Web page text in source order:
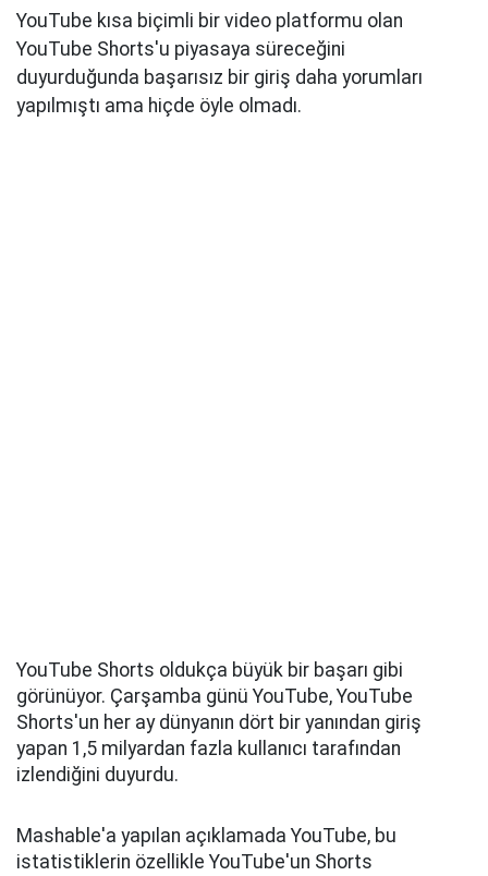
YouTube kısa biçimli bir video platformu olan
YouTube Shorts'u piyasaya süreceğini
duyurduğunda başarısız bir giriş daha yorumları
yapılmıştı ama hiçde öyle olmadı.
YouTube Shorts oldukça büyük bir başarı gibi
görünüyor. Çarşamba günü YouTube, YouTube
Shorts'un her ay dünyanın dört bir yanından giriş
yapan 1,5 milyardan fazla kullanıcı tarafından
izlendiğini duyurdu.
Mashable'a yapılan açıklamada YouTube, bu
istatistiklerin özellikle YouTube'un Shorts